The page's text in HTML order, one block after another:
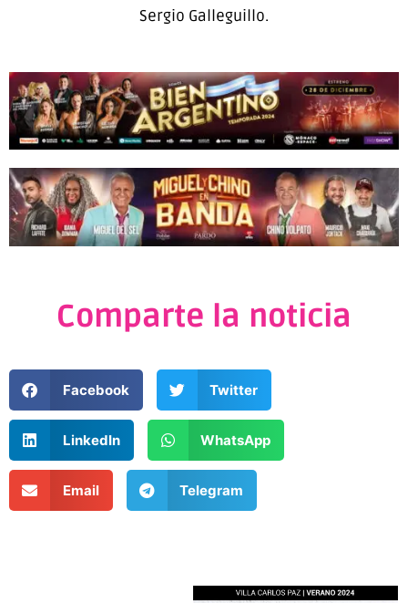
Sergio Galleguillo.
Comparte la noticia
Facebook Twitter
LinkedIn WhatsApp
Email Telegram